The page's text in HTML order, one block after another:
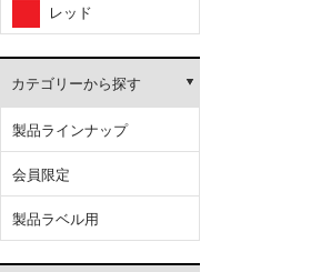
レッド
カテゴリーから探す
製品ラインナップ
会員限定
製品ラベル用